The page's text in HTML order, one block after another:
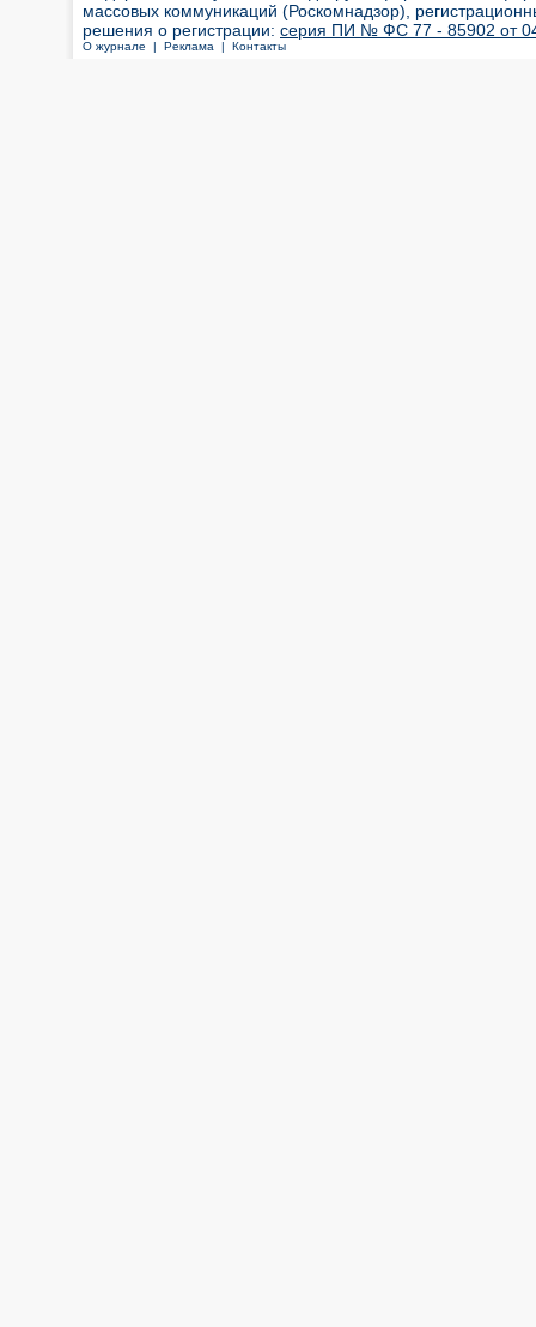
массовых коммуникаций (Роскомнадзор),
решения о регистрации: серия ПИ № ФС 77 - 85902 от 04
О журнале | Реклама | Контакты